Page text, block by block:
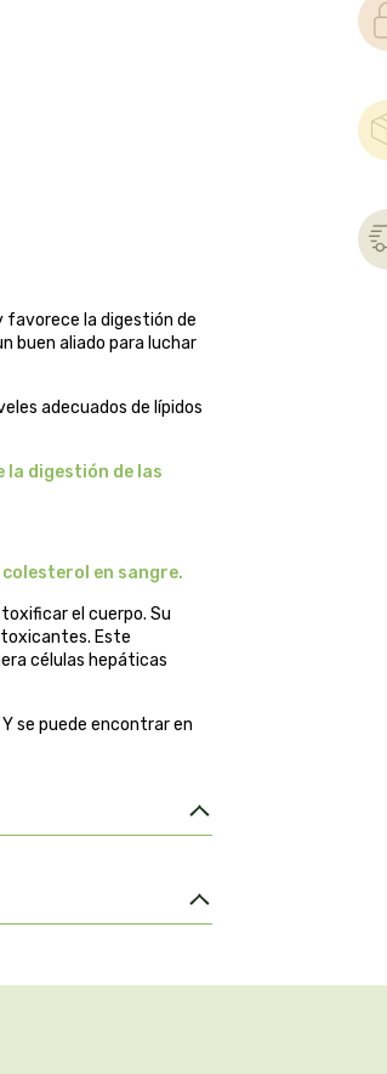
favorece la digestión de
buen aliado para luchar
adecuados de lípidos
la digestión de las
en sangre.
el cuerpo. Su
Este
células hepáticas
se puede encontrar en